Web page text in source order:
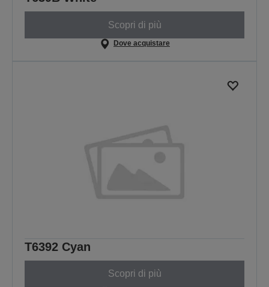
Scopri di più
Dove acquistare
T6392 Cyan
Scopri di più